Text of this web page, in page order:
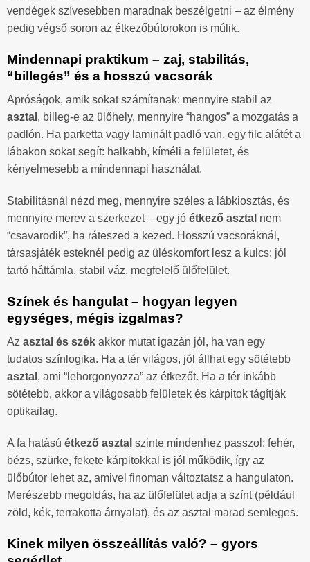
vendégek szívesebben maradnak beszélgetni – az élmény
pedig végső soron az étkezőbútorokon is múlik.
Mindennapi praktikum – zaj, stabilitás,
“billegés” és a hosszú vacsorák
Apróságok, amik sokat számítanak: mennyire stabil az
asztal , billeg-e az ülőhely, mennyire “hangos” a mozgatás a
padlón. Ha parketta vagy laminált padló van, egy filc alátét a
lábakon sokat segít: halkabb, kíméli a felületet, és
kényelmesebb a mindennapi használat.
Stabilitásnál nézd meg, mennyire széles a lábkiosztás, és
mennyire merev a szerkezet – egy jó étkező asztal nem
“csavarodik”, ha ráteszed a kezed. Hosszú vacsoráknál,
társasjáték esteknél pedig az üléskomfort lesz a kulcs: jól
tartó háttámla, stabil váz, megfelelő ülőfelület.
Színek és hangulat – hogyan legyen
egységes, mégis izgalmas?
Az asztal és szék akkor mutat igazán jól, ha van egy
tudatos színlogika. Ha a tér világos, jól állhat egy sötétebb
asztal , ami “lehorgonyozza” az étkezőt. Ha a tér inkább
sötétebb, akkor a világosabb felületek és kárpitok tágítják
optikailag.
A fa hatású étkező asztal szinte mindenhez passzol: fehér,
bézs, szürke, fekete kárpitokkal is jól működik, így az
ülőbútor lehet az, amivel finoman változtatsz a hangulaton.
Merészebb megoldás, ha az ülőfelület adja a színt (például
zöld, kék, terrakotta árnyalat), és az asztal marad semleges.
Kinek milyen összeállítás való? – gyors